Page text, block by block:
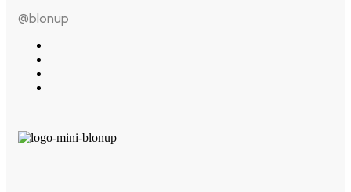
@blonup